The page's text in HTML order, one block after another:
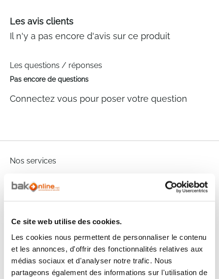
Ce site web utilise des cookies.
Les cookies nous permettent de personnaliser le contenu
et les annonces, d'offrir des fonctionnalités relatives aux
médias sociaux et d'analyser notre trafic. Nous
partageons également des informations sur l'utilisation de
Les avis clients
Il n'y a pas encore d'avis sur ce produit
Les questions / réponses
Pas encore de questions
Connectez vous pour poser votre question
Nos services
100% sécurisé
Paiement en
3x sans frais
24/72H
Garanties